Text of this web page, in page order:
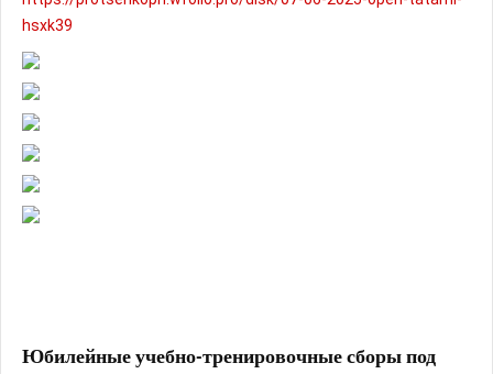
hsxk39
Юбилейные учебно-тренировочные сборы под